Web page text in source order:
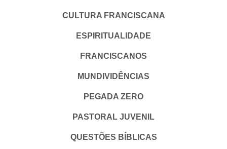
CULTURA FRANCISCANA
ESPIRITUALIDADE
FRANCISCANOS
MUNDIVIDÊNCIAS
PEGADA ZERO
PASTORAL JUVENIL
QUESTÕES BÍBLICAS